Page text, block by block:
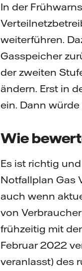
In der
weiterführen.
Gasspeicher
der zweiten
ändern. Erst in
ein. Dann
Wie
Es ist richtig
Notfallplan Gas
auch wenn
von
frühzeitig mit
Februar 2022
veranlasst) des